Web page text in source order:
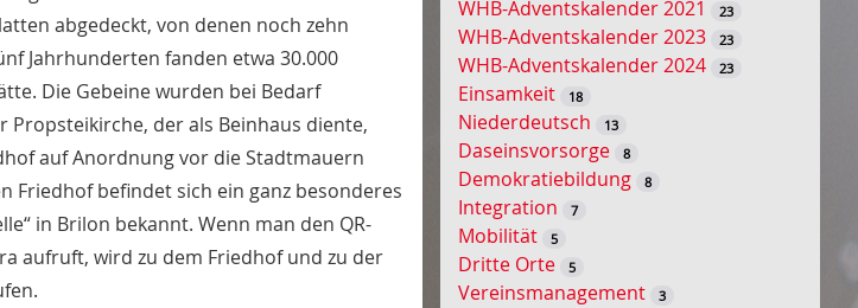
abgedeckt, von denen noch zehn
Jahrhunderten fanden etwa 30.000
Die Gebeine wurden bei Bedarf
der als Beinhaus diente,
auf Anordnung vor die Stadtmauern
Friedhof befindet sich ein ganz besonderes
in Brilon bekannt. Wenn man den QR-
aufruft, wird zu dem Friedhof und zu der
WHB-Adventskalender 2021 23
WHB-Adventskalender 2023 23
WHB-Adventskalender 2024 23
Einsamkeit 18
Niederdeutsch 13
Daseinsvorsorge 8
Demokratiebildung 8
Integration 7
Mobilität 5
Dritte Orte 5
Vereinsmanagement 3